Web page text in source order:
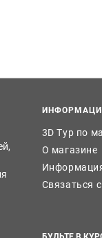
3D Тур по
О магазине
Связаться